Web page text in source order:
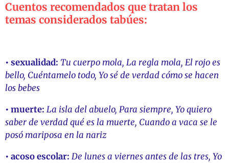
Cuentos recomendados que tratan los
temas considerados tabúes:
• sexualidad: Tu cuerpo mola, La regla mola, El rojo es
bello, Cuéntamelo todo, Yo sé de verdad cómo se hacen
los bebes
• muerte: La isla del abuelo, Para siempre, Yo quiero
saber de verdad qué es la muerte, Cuando a vaca se le
posó mariposa en la nariz
• acoso escolar: De lunes a viernes antes de las tres, Yo